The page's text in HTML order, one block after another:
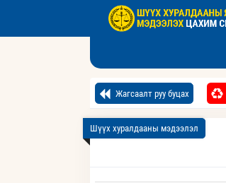
Жагсаалт руу буцах
Шүүх хуралдааны мэдээлэл